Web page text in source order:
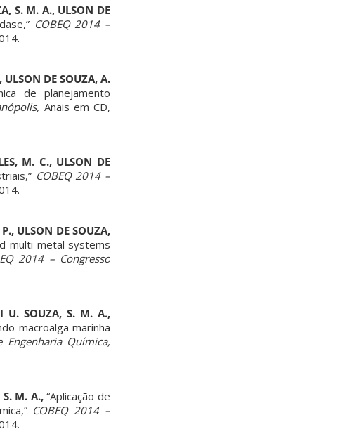
S. M. A., ULSON DE
COBEQ 2014 –
DE SOUZA, A.
de planejamento
Anais em CD,
M. C., ULSON DE
COBEQ 2014 –
ULSON DE SOUZA,
multi-metal systems
2014 – Congresso
U. SOUZA, S. M. A.,
macroalga marinha
Engenharia Química,
S. M. A.,“Aplicação de
COBEQ 2014 –